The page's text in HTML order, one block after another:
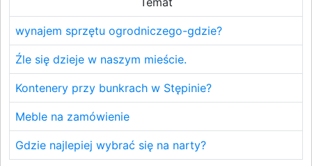
wynajem sprzętu ogrodniczego-gdzie?
Źle się dzieje w naszym mieście.
Kontenery przy bunkrach w Stępinie?
Meble na zamówienie
Gdzie najlepiej wybrać się na narty?